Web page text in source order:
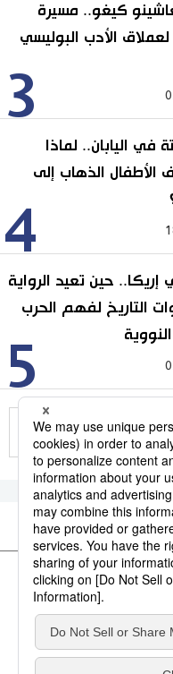
3
كيغو.. مسيرة
لعملاق الأدب البوليسي
4
في اليابان.. لماذا
الأطفال الذهاب إلى
5
إريكا.. حين تعيد الرواية
التاريخ لفهم الحرب
برس مجتمع
الحكومة اليابانية